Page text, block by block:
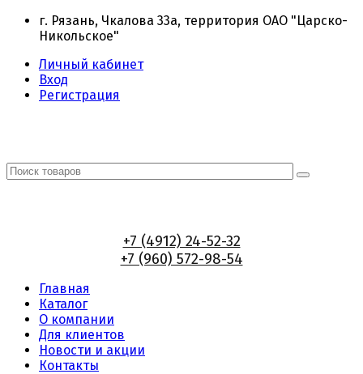
г. Рязань, Чкалова 33а, территория ОАО "Царско-
Никольское"
Личный кабинет
Вход
Регистрация
+7 (4912) 24-52-32
+7 (960) 572-98-54
Главная
Каталог
О компании
Для клиентов
Новости и акции
Контакты